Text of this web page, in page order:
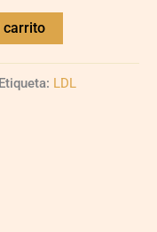
carrito
Etiqueta: LDL